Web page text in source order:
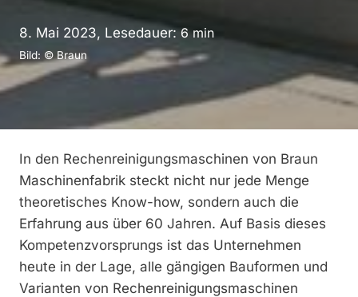
8. Mai 2023, Lesedauer:6min
Bild: © Braun
In den Rechenreinigungsmaschinen von Braun
Maschinenfabrik steckt nicht nur jede Menge
theoretisches Know-how, sondern auch die
Erfahrung aus über 60 Jahren. Auf Basis dieses
Kompetenzvorsprungs ist das Unternehmen
heute in der Lage, alle gängigen Bauformen und
Varianten von Rechenreinigungsmaschinen